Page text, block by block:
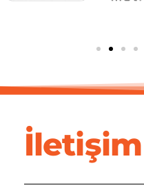
İletişim